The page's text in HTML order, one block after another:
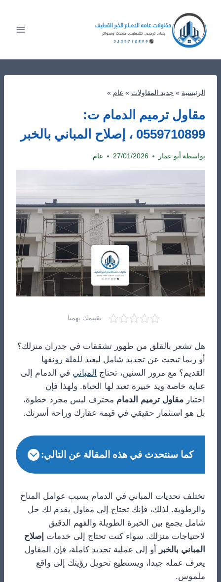
المحتوى
الرئيسية » جديد المقاولات » عام »
مقاول ترميم الدمام ت:
0559710899 ، إصلاح المباني بالخبر
بواسطة أبو عمار 27/01/2026 عام
تقييمك يهمنا
هل تشعر بالقلق من ظهور تشققات في جدران منزلك؟
أو ربما تبحث عن تجديد شامل ليعيد للفلة رونقها
القديم؟ مع مرور السنين، تحتاج
المباني في الدمام إلى
عناية خاصة ويد خبيرة تعيد لها الحياة. ولهذا فإن
اختيار مقاول ترميم الدمام محترف ليس مجرد خطوة،
بل هو استثمار حقيقي في قيمة عقارك وراحة أسرتك.
كما سنتحدث في هذه المقالة عن التالي:
تختلف تحديات المباني في الدمام بسبب عوامل المناخ
والرطوبة. لذلك، فإنك تحتاج إلى مقاول يقدم لك حل
شامل يجمع بين الخبرة الطويلة والفهم الدقيق
لاحتياجات منزلك. سواء كنت تحتاج إلى خدمات إصلاح
المباني بالخبر
أو إلى عملية تجديد كاملة، فإن المقاول
يعرف عمله جيدا، ويستطيع تحويل رؤيتك إلى واقع
ملموس.